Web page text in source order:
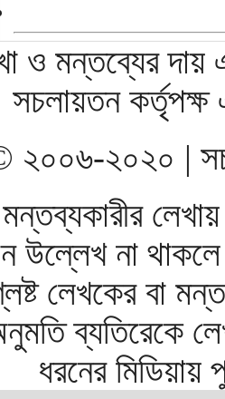
ও মন্তব্যের দায়
সচলায়তন
২০০৬-২০২০ |
উল্লেখ না
লেখকের বা
ব্যতিরেকে
ধরনের মিডিয়ায়